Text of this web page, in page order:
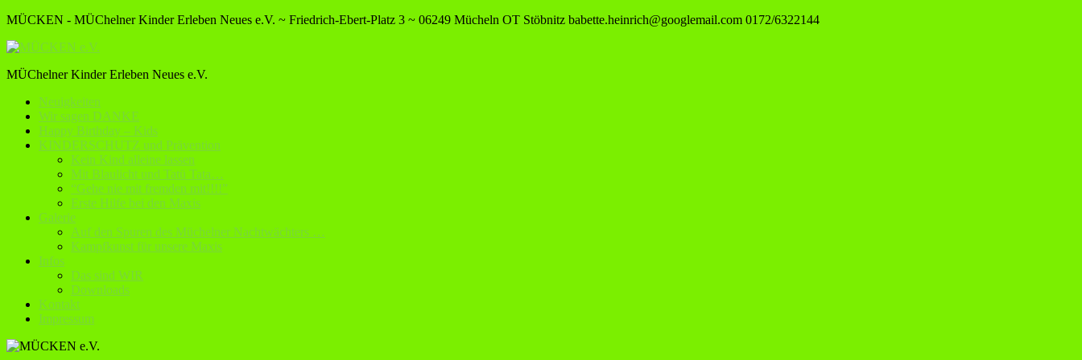
MÜCKEN - MÜChelner Kinder Erleben Neues e.V. ~ Friedrich-Ebert-Platz 3 ~ 06249 Mücheln OT Stöbnitz babette.heinrich@googlemail.com 0172/6322144
MÜChelner Kinder Erleben Neues e.V.
Neuigkeiten
Wir sagen DANKE
Happy Birthday – Kids
KINDERSCHUTZ und Prävention
Kein Kind alleine lassen
Mit Blaulicht und Tatü Tata…
“Gehe nie mit fremden mit!!!!”
Erste Hilfe bei den Maxis
Galerie
Auf den Spuren des Müchelner Nachtwächters …
Kampfkunst für unsere Maxis
Infos
Das sind WIR
Downloads
Kontakt
Impressum